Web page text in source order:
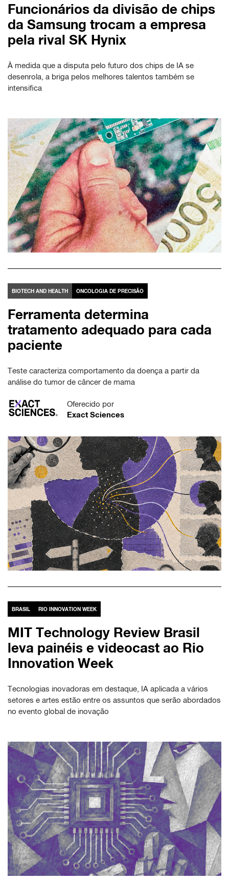
Funcionários da divisão de chips
da Samsung trocam a empresa
pela rival SK Hynix
À medida que a disputa pelo futuro dos chips de IA se
desenrola, a briga pelos melhores talentos também se
intensifica
BIOTECH AND HEALTH ONCOLOGIA DE PRECISÃO
Ferramenta determina
tratamento adequado para cada
paciente
Teste caracteriza comportamento da doença a partir da
análise do tumor de câncer de mama
Oferecido por
Exact Sciences
BRASIL RIO INNOVATION WEEK
MIT Technology Review Brasil
leva painéis e videocast ao Rio
Innovation Week
Tecnologias inovadoras em destaque, IA aplicada a vários
setores e artes estão entre os assuntos que serão abordados
no evento global de inovação